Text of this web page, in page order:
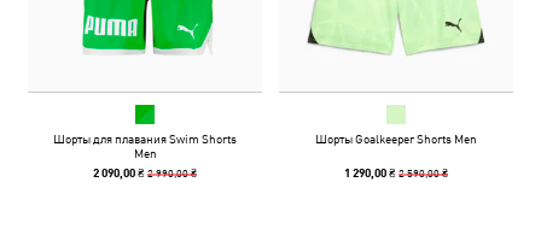
Шорты для плавания Swim Shorts
Men
2 090,00 ₴2 990,00 ₴
Шорты Goalkeeper Shorts Men
1 290,00 ₴2 590,00 ₴